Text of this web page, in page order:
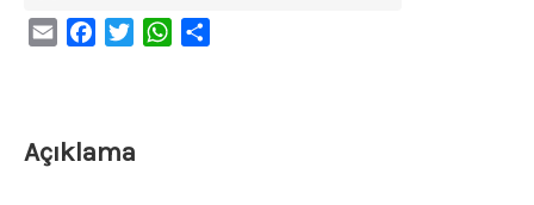
Email FacebookTwitterWhatsApp
Açıklama